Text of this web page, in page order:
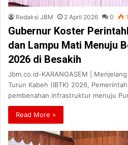
Redaksi JBM 2 April 2026 0
Gubernur Koster
dan Lampu Mati Menuju
2026 di Besakih
Jbm.co.id-KARANGASEM |
Turun Kabeh (IBTK) 2026,
pembenahan infrastruktur menuju
Read More »